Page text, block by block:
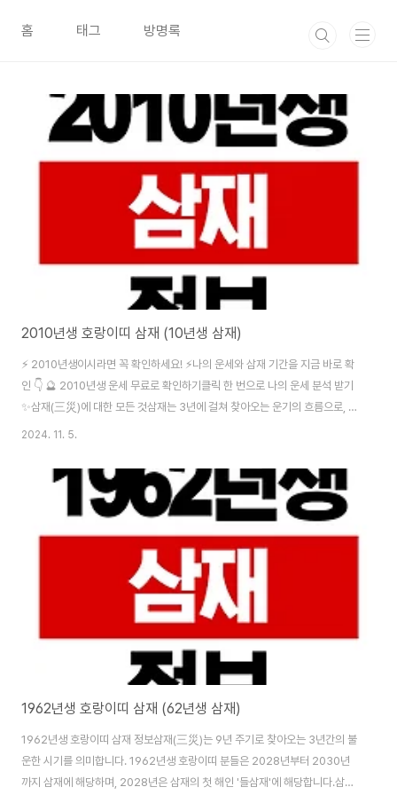
홈 태그 방명록
2010년생 호랑이띠 삼재 (10년생 삼재)
⚡ 2010년생이시라면 꼭 확인하세요! ⚡나의 운세와 삼재 기간을 지금 바로 확
인 👇 🔮 2010년생 운세 무료로 확인하기클릭 한 번으로 나의 운세 분석 받기
✨삼재(三災)에 대한 모든 것삼재는 3년에 걸쳐 찾아오는 운기의 흐름으로, 우
리 선조들은 이를 극복하고 지혜롭게 대처하는 방법을 연구해왔습니다.삼재의
3년이라는 기간 동안 영향을 미친다고 합니다. 하지만 이는 반드시 나쁜 것만
을 의미하지는 않으며, 자기 성찰과 발전의 기회가 될 수 있습니다.삼재의 종류
구분시기특징들삼재1년차삼재의 시작, 적응이 필요한 시기눌삼재2년차가장
강한 영향을 받는 시기날삼재3년차마무리 단계, 회복을 준비하는 시기🏃‍♂️ 건
2024. 11. 5.
1962년생 호랑이띠 삼재 (62년생 삼재)
1962년생 호랑이띠 삼재 정보삼재(三災)는 9년 주기로 찾아오는 3년간의 불
운한 시기를 의미합니다. 1962년생 호랑이띠 분들은 2028년부터 2030년
까지 삼재에 해당하며, 2028년은 삼재의 첫 해인 '들삼재'에 해당합니다.삼재